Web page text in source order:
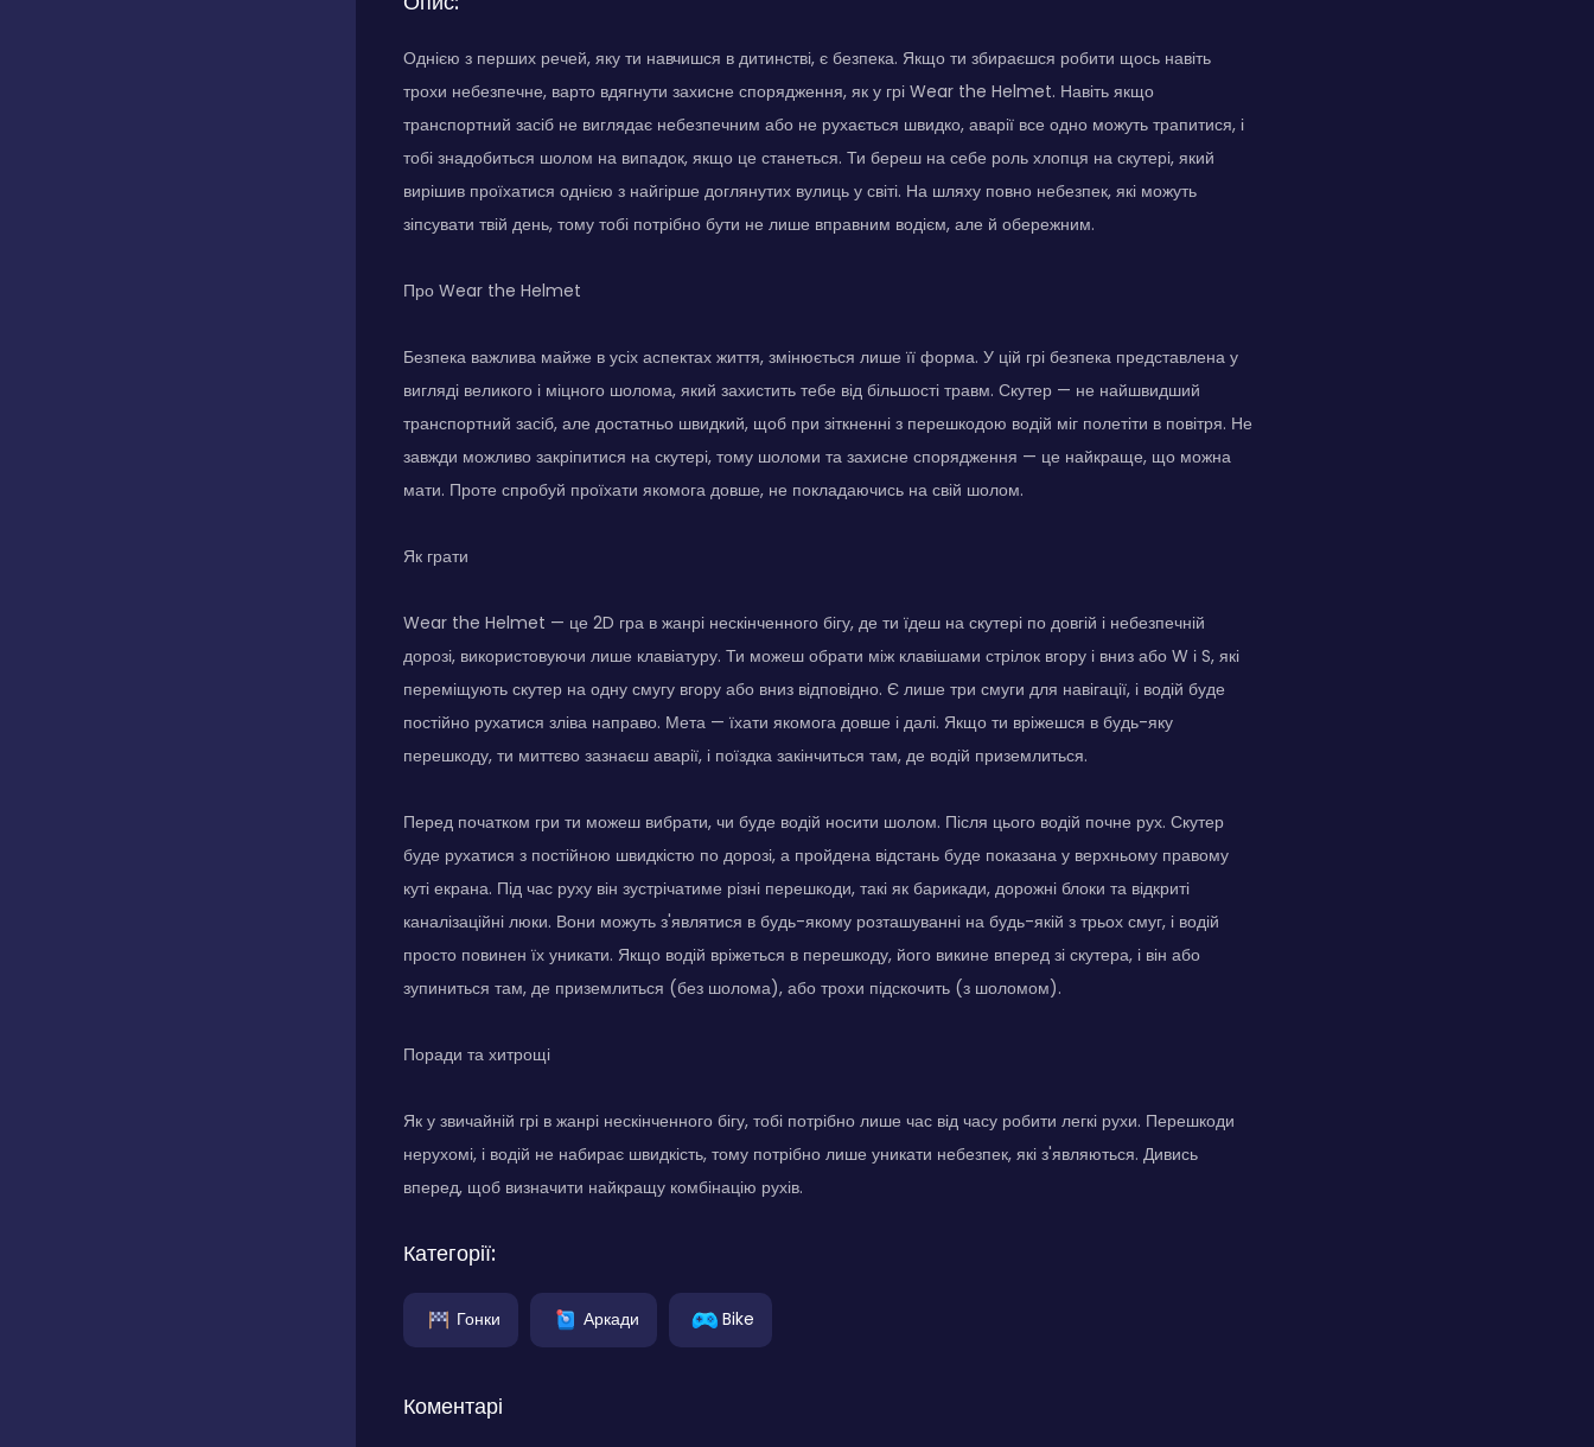
Однією з перших речей, яку ти навчишся в дитинстві, є безпека. Якщо ти збираєшся робити щось навіть
трохи небезпечне, варто вдягнути захисне спорядження, як у грі Wear the Helmet. Навіть якщо
транспортний засіб не виглядає небезпечним або не рухається швидко, аварії все одно можуть трапитися, і
тобі знадобиться шолом на випадок, якщо це станеться. Ти береш на себе роль хлопця на скутері, який
вирішив проїхатися однією з найгірше доглянутих вулиць у світі. На шляху повно небезпек, які можуть
зіпсувати твій день, тому тобі потрібно бути не лише вправним водієм, але й обережним.
Про Wear the Helmet
Безпека важлива майже в усіх аспектах життя, змінюється лише її форма. У цій грі безпека представлена у
вигляді великого і міцного шолома, який захистить тебе від більшості травм. Скутер — не найшвидший
транспортний засіб, але достатньо швидкий, щоб при зіткненні з перешкодою водій міг полетіти в повітря. Не
завжди можливо закріпитися на скутері, тому шоломи та захисне спорядження — це найкраще, що можна
мати. Проте спробуй проїхати якомога довше, не покладаючись на свій шолом.
Як грати
Wear the Helmet — це 2D гра в жанрі нескінченного бігу, де ти їдеш на скутері по довгій і небезпечній
дорозі, використовуючи лише клавіатуру. Ти можеш обрати між клавішами стрілок вгору і вниз або W і S, які
переміщують скутер на одну смугу вгору або вниз відповідно. Є лише три смуги для навігації, і водій буде
постійно рухатися зліва направо. Мета — їхати якомога довше і далі. Якщо ти вріжешся в будь-яку
перешкоду, ти миттєво зазнаєш аварії, і поїздка закінчиться там, де водій приземлиться.
Перед початком гри ти можеш вибрати, чи буде водій носити шолом. Після цього водій почне рух. Скутер
буде рухатися з постійною швидкістю по дорозі, а пройдена відстань буде показана у верхньому правому
куті екрана. Під час руху він зустрічатиме різні перешкоди, такі як барикади, дорожні блоки та відкриті
каналізаційні люки. Вони можуть з'являтися в будь-якому розташуванні на будь-якій з трьох смуг, і водій
просто повинен їх уникати. Якщо водій вріжеться в перешкоду, його викине вперед зі скутера, і він або
зупиниться там, де приземлиться (без шолома), або трохи підскочить (з шоломом).
Поради та хитрощі
Як у звичайній грі в жанрі нескінченного бігу, тобі потрібно лише час від часу робити легкі рухи. Перешкоди
нерухомі, і водій не набирає швидкість, тому потрібно лише уникати небезпек, які з'являються. Дивись
вперед, щоб визначити найкращу комбінацію рухів.
Категорії:
Гонки Аркади Bike
Коментарі